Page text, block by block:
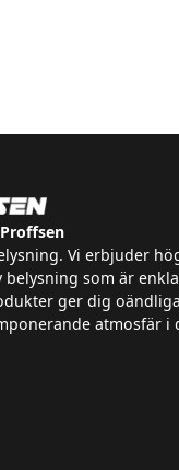
Vi erbjuder
som är
ger dig
atmosfär